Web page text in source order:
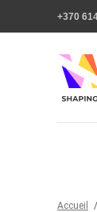
+370
Accueil /